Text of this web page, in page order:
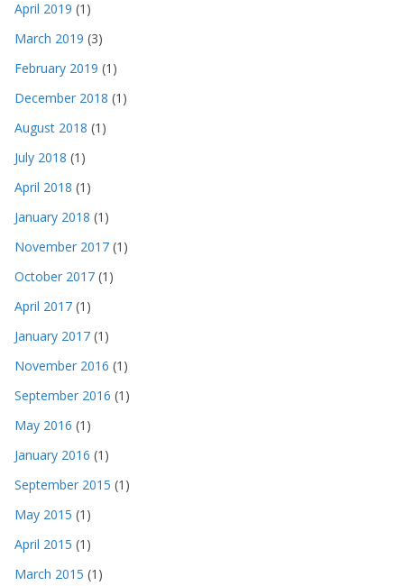
April 2019 (1)
March 2019 (3)
February 2019 (1)
December 2018 (1)
August 2018 (1)
July 2018 (1)
April 2018 (1)
January 2018 (1)
November 2017 (1)
October 2017 (1)
April 2017 (1)
January 2017 (1)
November 2016 (1)
September 2016 (1)
May 2016 (1)
January 2016 (1)
September 2015 (1)
May 2015 (1)
April 2015 (1)
March 2015 (1)